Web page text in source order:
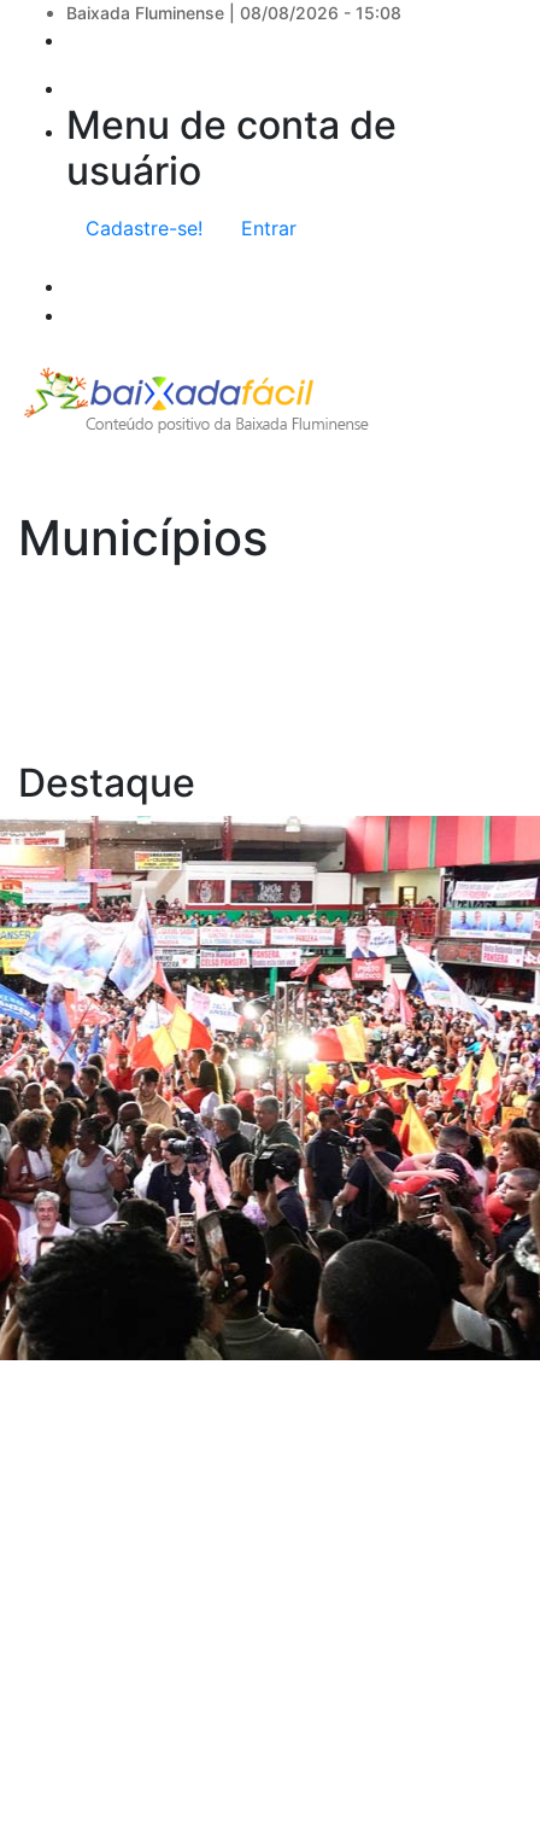
Baixada Fluminense | 08/08/2026 - 15:08
Menu de conta de
usuário
Cadastre-se! Entrar
Municípios
Destaque